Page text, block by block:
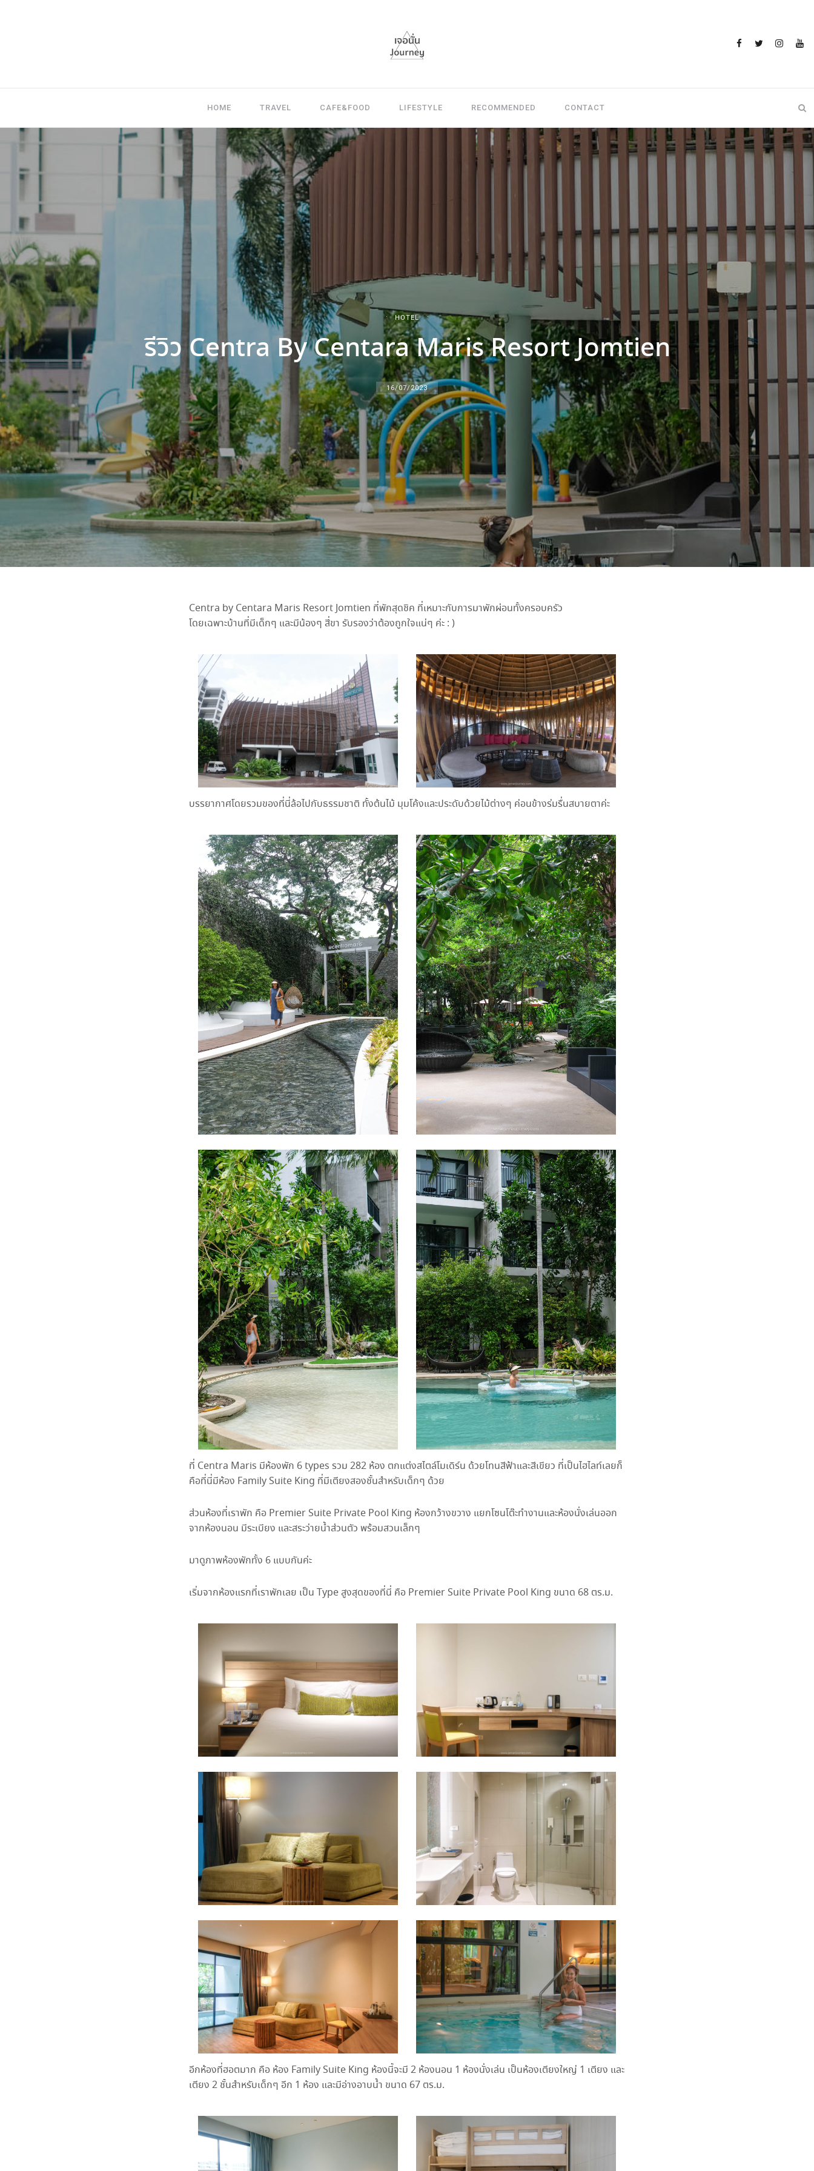
HOME TRAVEL CAFE&FOOD LIFESTYLE RECOMMENDED CONTACT
HOTEL
รีวิว Centra By Centara Maris Resort Jomtien
16/07/2023
Centra by Centara Maris Resort Jomtien ที่พักสุดชิค ที่เหมาะกับการมาพักผ่อนทั้งครอบครัว
โดยเฉพาะบ้านที่มีเด็กๆ และมีน้องๆ สี่ขา รับรองว่าต้องถูกใจแน่ๆ ค่ะ : )
บรรยากาศโดยรวมของที่นี่ล้อไปกับธรรมชาติ ทั้งต้นไม้ มุมโค้งและประดับด้วยไม้ต่างๆ ค่อนข้างร่มรื่นสบายตาค่ะ
ที่ Centra Maris มีห้องพัก 6 types รวม 282 ห้อง ตกแต่งสไตล์โมเดิร์น ด้วยโทนสีฟ้าและสีเขียว ที่เป็นไฮไลท์เลยก็
คือที่นี่มีห้อง Family Suite King ที่มีเตียงสองชั้นสำหรับเด็กๆ ด้วย
ส่วนห้องที่เราพัก คือ Premier Suite Private Pool King ห้องกว้างขวาง แยกโซนโต๊ะทำงานและห้องนั่งเล่นออก
จากห้องนอน มีระเบียง และสระว่ายน้ำส่วนตัว พร้อมสวนเล็กๆ
มาดูภาพห้องพักทั้ง 6 แบบกันค่ะ
เริ่มจากห้องแรกที่เราพักเลย เป็น Type สูงสุดของที่นี่ คือ Premier Suite Private Pool King ขนาด 68 ตร.ม.
อีกห้องที่ฮอตมาก คือ ห้อง Family Suite King ห้องนี้จะมี 2 ห้องนอน 1 ห้องนั่งเล่น เป็นห้องเตียงใหญ่ 1 เตียง และ
เตียง 2 ชั้นสำหรับเด็กๆ อีก 1 ห้อง และมีอ่างอาบน้ำ ขนาด 67 ตร.ม.